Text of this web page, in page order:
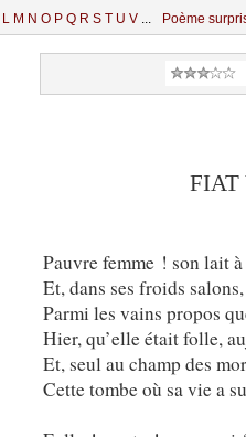
L M N O P Q R S T U V ... Poème
FIAT
Pauvre femme ! son lait à
Et, dans ses froids
Parmi les vains propos
Hier, qu’elle était folle,
Et, seul au champ des
Cette tombe où sa vie a